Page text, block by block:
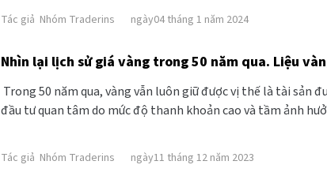
sau vài năm tìm hiểu và tích lũy các kinh nghiệm phân tích
một biểu đồ giá vàng cung cấp.
Tác giả Nhóm Traderins ngày04 tháng 1 năm 2024
Nhìn lại lịch sử giá vàng trong 50 năm qua. Liệu
Trong 50 năm qua, vàng vẫn luôn giữ được vị thế là tài sản
đầu tư quan tâm do mức độ thanh khoản cao và tầm ảnh
Tác giả Nhóm Traderins ngày11 tháng 12 năm 2023